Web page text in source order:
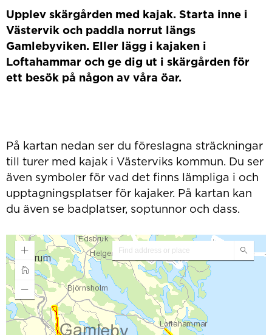
Upplev skärgården med kajak. Starta inne i
Västervik och paddla norrut längs
Gamlebyviken. Eller lägg i kajaken i
Loftahammar och ge dig ut i skärgården för
ett besök på någon av våra öar.
På kartan nedan ser du föreslagna sträckningar
till turer med kajak i Västerviks kommun. Du ser
även symboler för vad det finns lämpliga i och
upptagningsplatser för kajaker. På kartan kan
du även se badplatser, soptunnor och dass.